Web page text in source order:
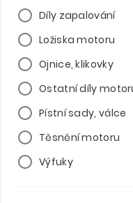
Díly zapalování
Ložiska motoru
Ojnice, klikovky
Ostatní díly
Pístní sady, válce
Těsnění motoru
Výfuky